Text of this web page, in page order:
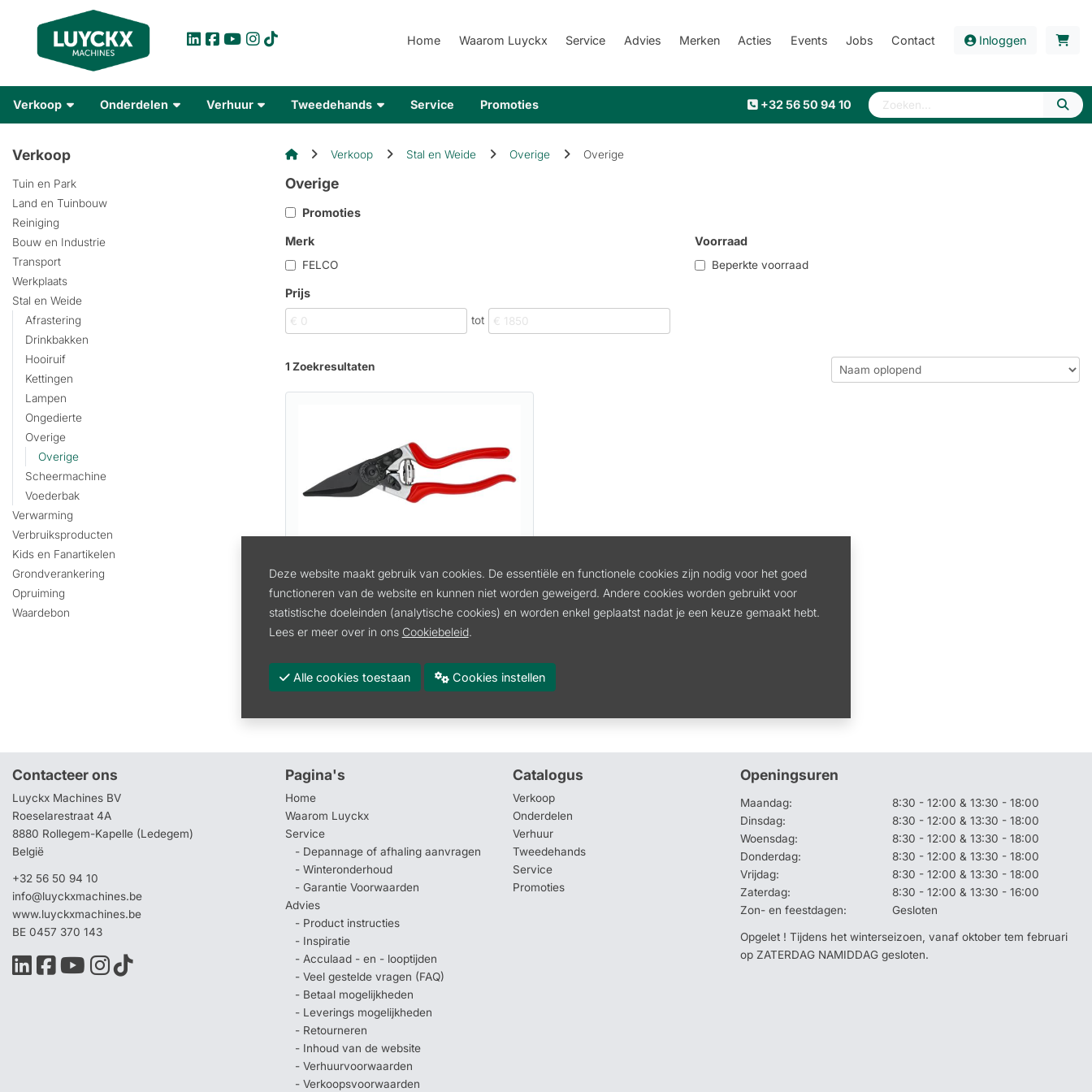
Home Waarom Luyckx Service Advies Merken Acties Events Jobs Contact Inloggen
Verkoop Onderdelen Verhuur Tweedehands Service Promoties +32 56 50 94 10
Verkoop
Tuin en Park
Land en Tuinbouw
Reiniging
Bouw en Industrie
Transport
Werkplaats
Stal en Weide
Afrastering
Drinkbakken
Hooiruif
Kettingen
Lampen
Ongedierte
Overige
Overige
Scheermachine
Voederbak
Verwarming
Verbruiksproducten
Kids en Fanartikelen
Grondverankering
Opruiming
Waardebon
Verkoop Stal en Weide Overige Overige
Overige
Promoties
Merk
FELCO
Voorraad
Beperkte voorraad
Prijs
tot
1 Zoekresultaten
HOEFSCHAAR VOOR SCHAPEN
Artikel:FELCO51
80.99incl. btw
In winkelmand
Contacteer ons
Luyckx Machines BV
Roeselarestraat 4A
8880 Rollegem-Kapelle (Ledegem)
België
+32 56 50 94 10
info@luyckxmachines.be
www.luyckxmachines.be
BE 0457 370 143
Pagina's
Home
Waarom Luyckx
Service
- Depannage of afhaling aanvragen
- Winteronderhoud
- Garantie Voorwaarden
Advies
- Product instructies
- Inspiratie
- Acculaad - en - looptijden
- Veel gestelde vragen (FAQ)
- Betaal mogelijkheden
- Leverings mogelijkheden
- Retourneren
- Inhoud van de website
- Verhuurvoorwaarden
- Verkoopsvoorwaarden
Catalogus
Verkoop
Onderdelen
Verhuur
Tweedehands
Service
Promoties
Openingsuren
Maandag:
8:30 - 12:00 & 13:30 - 18:00
Dinsdag:
8:30 - 12:00 & 13:30 - 18:00
Woensdag:
8:30 - 12:00 & 13:30 - 18:00
Donderdag:
8:30 - 12:00 & 13:30 - 18:00
Vrijdag:
8:30 - 12:00 & 13:30 - 18:00
Zaterdag:
8:30 - 12:00 & 13:30 - 16:00
Zon- en feestdagen:
Gesloten
Opgelet ! Tijdens het winterseizoen, vanaf oktober tem februari
op ZATERDAG NAMIDDAG gesloten.
Deze website maakt gebruik van cookies. De essentiële en functionele cookies zijn nodig voor het goed
functioneren van de website en kunnen niet worden geweigerd. Andere cookies worden gebruikt voor
statistische doeleinden (analytische cookies) en worden enkel geplaatst nadat je een keuze gemaakt hebt.
Lees er meer over in ons Cookiebeleid.
Alle cookies toestaan Cookies instellen